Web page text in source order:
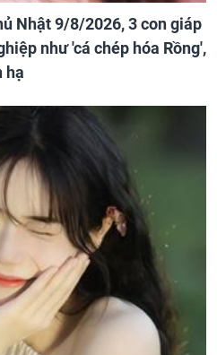
Nhật 9/8/2026, 3 con giáp
như 'cá chép hóa Rồng',
hạ